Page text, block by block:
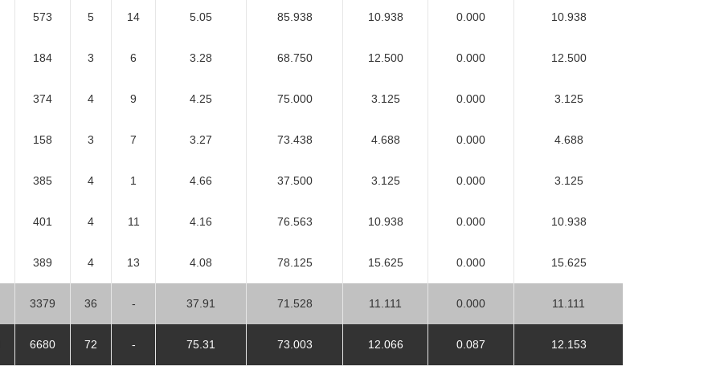
573 5 14 5.05 85.938 10.938 0.000 10.938
184 3 6 3.28 68.750 12.500 0.000 12.500
374 4 9 4.25 75.000 3.125 0.000 3.125
158 3 7 3.27 73.438 4.688 0.000 4.688
385 4 1 4.66 37.500 3.125 0.000 3.125
401 4 11 4.16 76.563 10.938 0.000 10.938
389 4 13 4.08 78.125 15.625 0.000 15.625
3379 36 - 37.91 71.528 11.111 0.000 11.111
6680 72 - 75.31 73.003 12.066 0.087 12.153